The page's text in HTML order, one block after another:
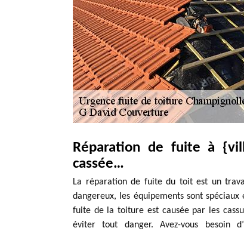
Réparation de fuite à
cassée…
La réparation de fuite du toit est un
dangereux, les équipements sont
fuite de la toiture est causée par les
éviter tout danger. Avez-vous besoin